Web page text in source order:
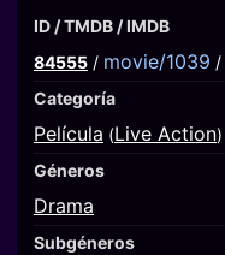
ID / TMDB / IMDB
84555 / movie/1039 /
Categoría
Película (Live Action)
Géneros
Drama
Subgéneros